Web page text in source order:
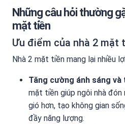
Những câu hỏi thường
mặt tiền
Ưu điểm của nhà 2 mặt
Nhà 2 mặt tiền mang lại nhiều
Tăng cường ánh sáng
mặt tiền giúp ngôi nhà đón
gió hơn, tạo không gian
đầy năng lượng.